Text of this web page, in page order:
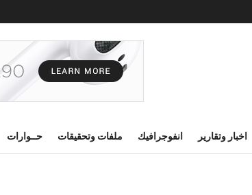
اخبار وتقارير انفوجرافيك ملفات وتحقيقات حــوارات